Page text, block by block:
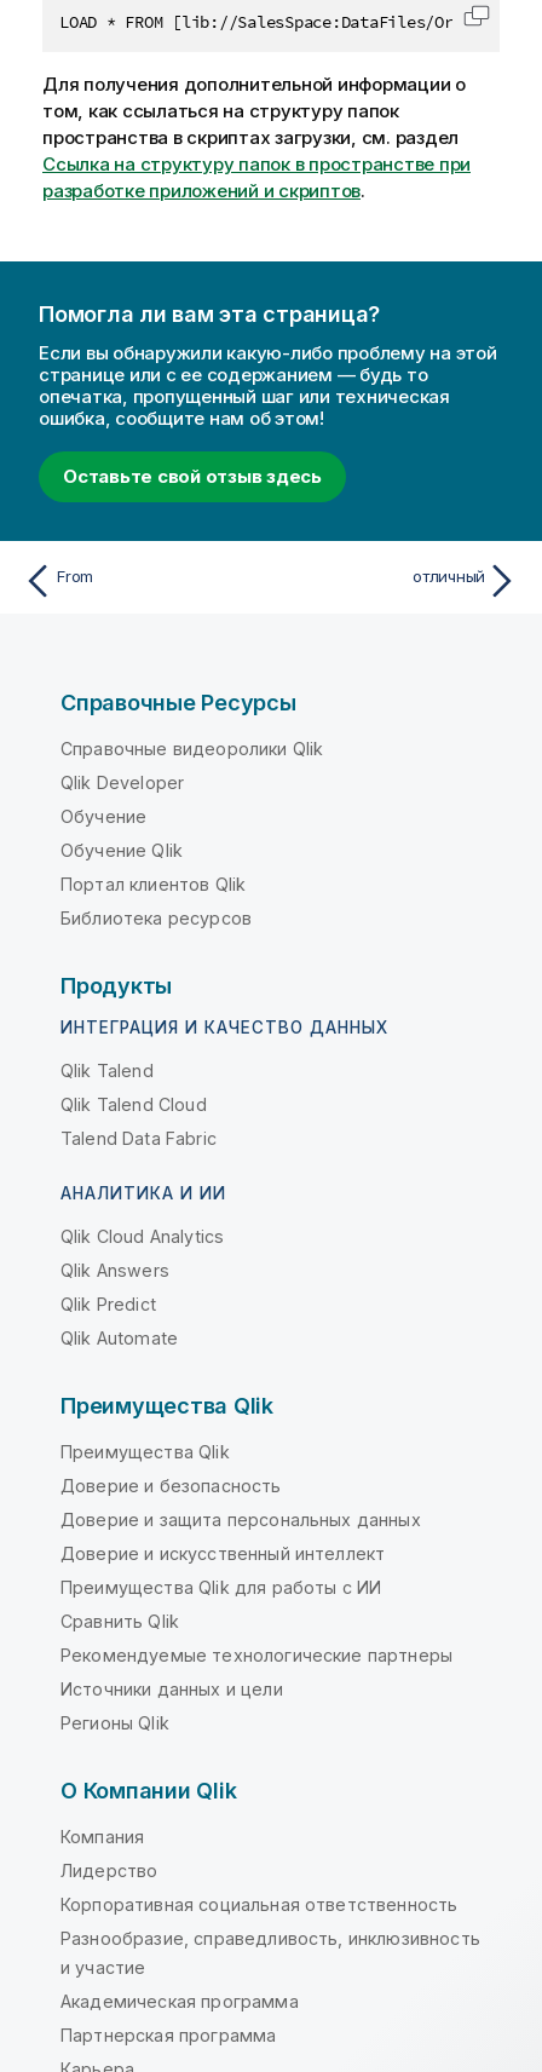
LOAD * FROM [lib://SalesSpace:DataFiles/Orders By
Для получения дополнительной информации о
том, как ссылаться на структуру папок
пространства в скриптах загрузки, см. раздел
Ссылка на структуру папок в пространстве при
разработке приложений и скриптов.
Помогла ли вам эта страница?
Если вы обнаружили какую-либо проблему на этой
странице или с ее содержанием — будь то
опечатка, пропущенный шаг или техническая
ошибка, сообщите нам об этом!
Оставьте свой отзыв здесь
From отличный
Справочные Ресурсы
Справочные видеоролики Qlik
Qlik Developer
Обучение
Обучение Qlik
Портал клиентов Qlik
Библиотека ресурсов
Продукты
ИНТЕГРАЦИЯ И КАЧЕСТВО ДАННЫХ
Qlik Talend
Qlik Talend Cloud
Talend Data Fabric
АНАЛИТИКА И ИИ
Qlik Cloud Analytics
Qlik Answers
Qlik Predict
Qlik Automate
Преимущества Qlik
Преимущества Qlik
Доверие и безопасность
Доверие и защита персональных данных
Доверие и искусственный интеллект
Преимущества Qlik для работы с ИИ
Сравнить Qlik
Рекомендуемые технологические партнеры
Источники данных и цели
Регионы Qlik
О Компании Qlik
Компания
Лидерство
Корпоративная социальная ответственность
Разнообразие, справедливость, инклюзивность
и участие
Академическая программа
Партнерская программа